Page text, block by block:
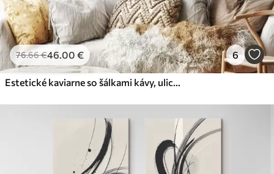
Eko-Premium
Od39.00€
✓Žiarivé a sýte farby
✓Odolné voči vyblednutiu
Ekologický materiál
76.66€46.00 € 6
Estetické kaviarne so šálkami kávy, ulica Paríža, zima, architektúra